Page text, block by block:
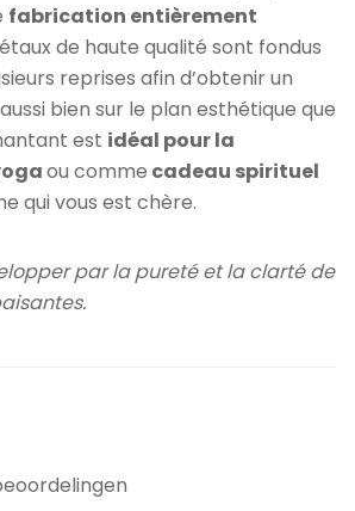
fabrication entièrement
de haute qualité sont fondus
reprises afin d’obtenir un
bien sur le plan esthétique que
est idéal pour la
ou comme cadeau spirituel
qui vous est chère.
par la pureté et la clarté de